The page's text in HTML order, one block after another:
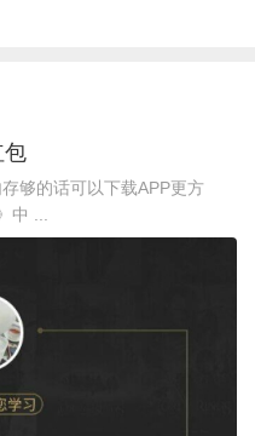
包
够的话可以下载APP更方
中 ...